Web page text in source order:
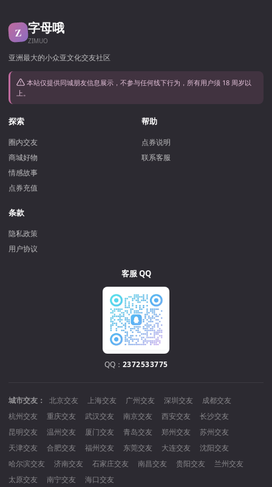
Z 字母哦
ZIMUO
亚洲最大的小众亚文化交友社区
本站仅提供同城朋友信息展示，不参与任何线下行为，所有用户须 18 周岁以
上。
探索
圈内交友
商城好物
情感故事
点券充值
帮助
点券说明
联系客服
条款
隐私政策
用户协议
客服 QQ
QQ： 2372533775
城市交友： 北京交友 上海交友 广州交友 深圳交友
成都交友
杭州交友
重庆交友 武汉交友 南京交友 西安交友
长沙交友
昆明交友
温州交友 厦门交友 青岛交友 郑州交友
苏州交友
天津交友
合肥交友 福州交友 东莞交友 大连交友
沈阳交友
哈尔滨交友
济南交友 石家庄交友 南昌交友 贵阳交友
兰州交友
太原交友
南宁交友 海口交友